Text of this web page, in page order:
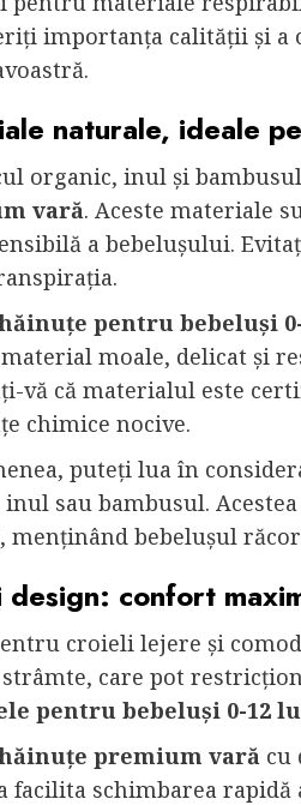
importanța calității și
naturale, ideale
organic, inul și
vară. Aceste materiale
a bebelușului.
pentru bebeluși
moale, delicat și
vă că materialul este
chimice nocive.
puteți lua în
sau bambusul.
menținând bebelușul
design: confort
croieli lejere și
care pot
pentru bebeluși 0-12
premium vară cu
facilita schimbarea rapidă